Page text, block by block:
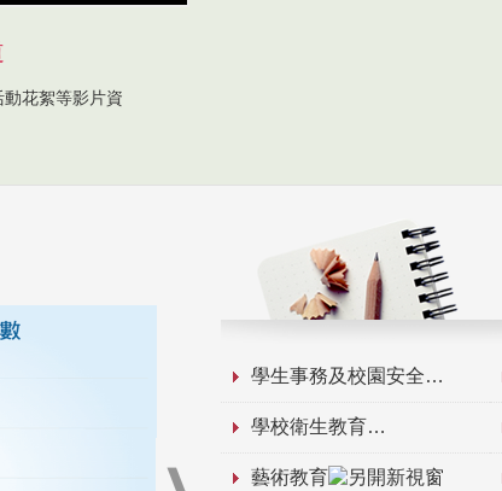
花絮等影片資
學生事務及校園安全
學校衛生教育
藝術教育